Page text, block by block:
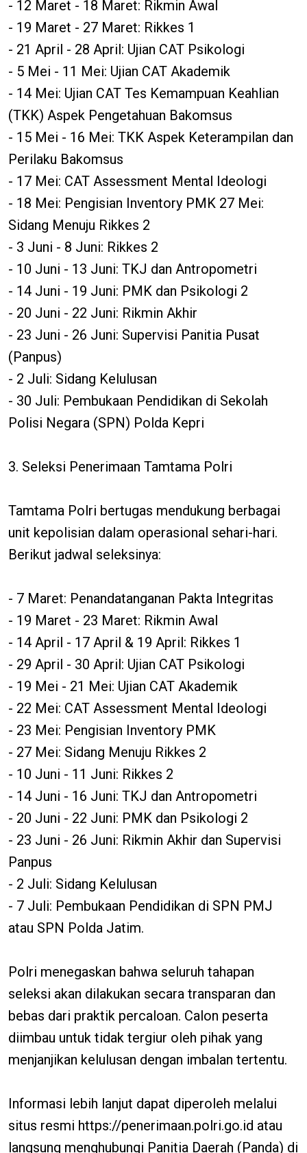
- 12 Maret - 18 Maret: Rikmin Awal
- 19 Maret - 27 Maret: Rikkes 1
- 21 April - 28 April: Ujian CAT Psikologi
- 5 Mei - 11 Mei: Ujian CAT Akademik
- 14 Mei: Ujian CAT Tes Kemampuan Keahlian
(TKK) Aspek Pengetahuan Bakomsus
- 15 Mei - 16 Mei: TKK Aspek Keterampilan dan
Perilaku Bakomsus
- 17 Mei: CAT Assessment Mental Ideologi
- 18 Mei: Pengisian Inventory PMK 27 Mei:
Sidang Menuju Rikkes 2
- 3 Juni - 8 Juni: Rikkes 2
- 10 Juni - 13 Juni: TKJ dan Antropometri
- 14 Juni - 19 Juni: PMK dan Psikologi 2
- 20 Juni - 22 Juni: Rikmin Akhir
- 23 Juni - 26 Juni: Supervisi Panitia Pusat
(Panpus)
- 2 Juli: Sidang Kelulusan
- 30 Juli: Pembukaan Pendidikan di Sekolah
Polisi Negara (SPN) Polda Kepri
3. Seleksi Penerimaan Tamtama Polri
Tamtama Polri bertugas mendukung berbagai
unit kepolisian dalam operasional sehari-hari.
Berikut jadwal seleksinya:
- 7 Maret: Penandatanganan Pakta Integritas
- 19 Maret - 23 Maret: Rikmin Awal
- 14 April - 17 April & 19 April: Rikkes 1
- 29 April - 30 April: Ujian CAT Psikologi
- 19 Mei - 21 Mei: Ujian CAT Akademik
- 22 Mei: CAT Assessment Mental Ideologi
- 23 Mei: Pengisian Inventory PMK
- 27 Mei: Sidang Menuju Rikkes 2
- 10 Juni - 11 Juni: Rikkes 2
- 14 Juni - 16 Juni: TKJ dan Antropometri
- 20 Juni - 22 Juni: PMK dan Psikologi 2
- 23 Juni - 26 Juni: Rikmin Akhir dan Supervisi
Panpus
- 2 Juli: Sidang Kelulusan
- 7 Juli: Pembukaan Pendidikan di SPN PMJ
atau SPN Polda Jatim.
Polri menegaskan bahwa seluruh tahapan
seleksi akan dilakukan secara transparan dan
bebas dari praktik percaloan. Calon peserta
diimbau untuk tidak tergiur oleh pihak yang
menjanjikan kelulusan dengan imbalan tertentu.
Informasi lebih lanjut dapat diperoleh melalui
situs resmi https://penerimaan.polri.go.id atau
langsung menghubungi Panitia Daerah (Panda) di